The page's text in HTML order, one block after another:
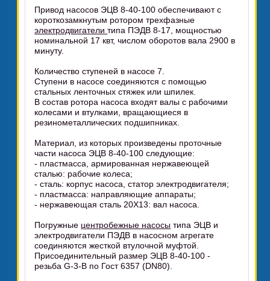
Привод насосов ЭЦВ 8-40-100 обеспечивают с
короткозамкнутым ротором трехфазные
электродвигателитипа ПЭДВ 8-17, мощностью
номинальной 17 квт, числом оборотов вала 2900 в
минуту.
Количество ступеней в насосе 7.
Ступени в насосе соединяются с помощью
стальных ленточных стяжек или шпилек.
В состав ротора насоса входят валы с рабочими
колесами и втулками, вращающиеся в
резинометаллических подшипниках.
Материал, из которых произведены проточные
части насоса ЭЦВ 8-40-100 следующие:
- пластмасса, армированная нержавеющей
сталью: рабочие колеса;
- сталь: корпус насоса, статор электродвигателя;
- пластмасса: направляющие аппараты;
- нержавеющая сталь 20Х13: вал насоса.
Погружные центробежные насосы типа ЭЦВ и
электродвигатели ПЭДВ в насосном агрегате
соединяются жесткой втулочной муфтой.
Присоединительный размер ЭЦВ 8-40-100 -
резьба G-3-B по Гост 6357 (DN80).